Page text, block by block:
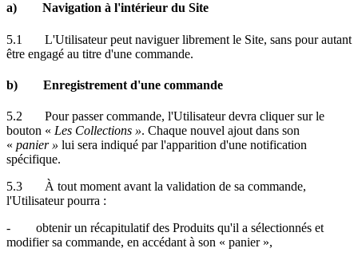
a) Navigation à l'intérieur du Site
5.1 L'Utilisateur peut naviguer librement le Site, sans pour autant
être engagé au titre d'une commande.
b) Enregistrement d'une commande
5.2 Pour passer commande, l'Utilisateur devra cliquer sur le
bouton « Les Collections ». Chaque nouvel ajout dans son
« panier » lui sera indiqué par l'apparition d'une notification
spécifique.
5.3 À tout moment avant la validation de sa commande,
l'Utilisateur pourra :
- obtenir un récapitulatif des Produits qu'il a sélectionnés et
modifier sa commande, en accédant à son « panier »,